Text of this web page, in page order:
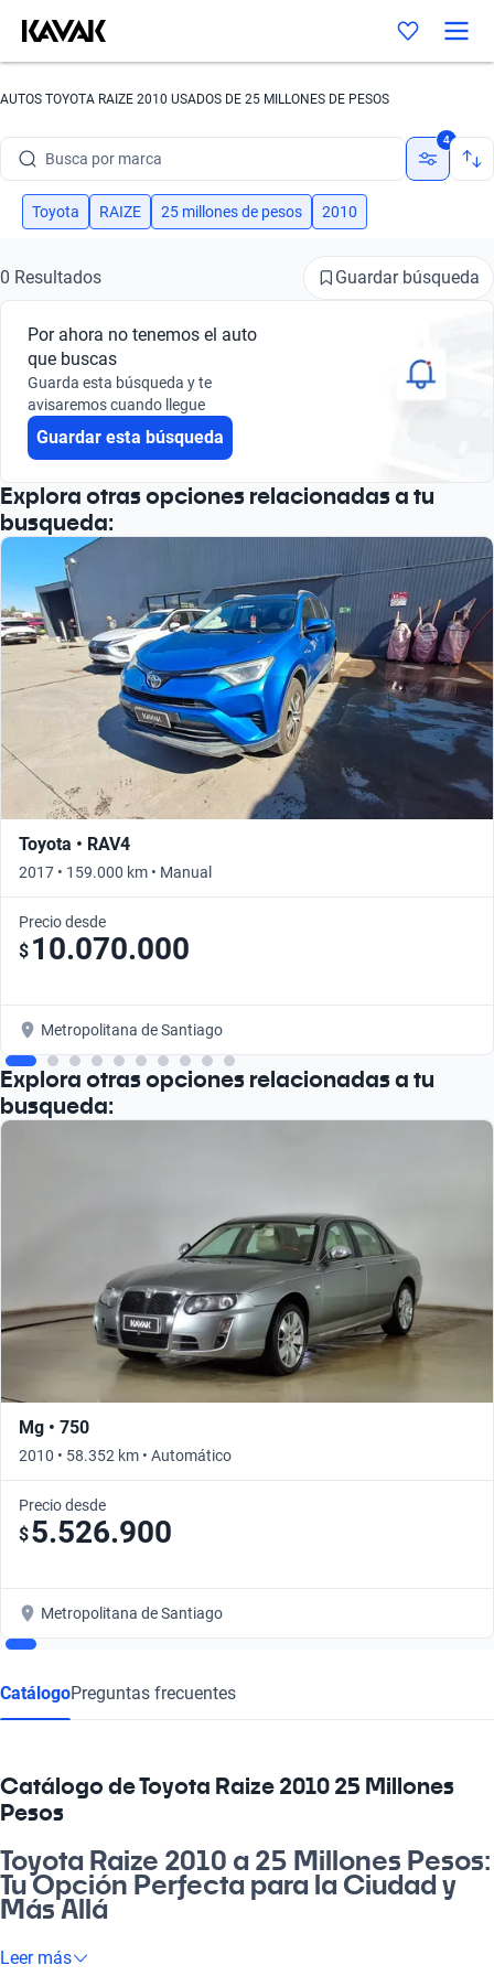
AUTOS TOYOTA RAIZE 2010 USADOS DE 25 MILLONES DE PESOS
Busca por marca
Busca por modelo
Busca por año
Busca por marca
Busca por modelo
Busca por año
4
Toyota RAIZE 25 millones de pesos 2010
0 Resultados Guardar búsqueda
Por ahora no tenemos el auto
que buscas
Guarda esta búsqueda y te
avisaremos cuando llegue
Guardar esta búsqueda
Explora otras opciones relacionadas a tu
busqueda:
Toyota • RAV4
2017 • 159.000 km • Manual
Precio desde
$ 10.070.000
Metropolitana de Santiago
Explora otras opciones relacionadas a tu
busqueda:
Mg • 750
2010 • 58.352 km • Automático
Precio desde
$5.526.900
Metropolitana de Santiago
CatálogoPreguntas frecuentes
Catálogo de Toyota Raize 2010 25 Millones
Pesos
Toyota Raize 2010 a 25 Millones Pesos:
Tu Opción Perfecta para la Ciudad y
Más Allá
¿Estás buscando una nave que te lleve a todos lados de
Leer más